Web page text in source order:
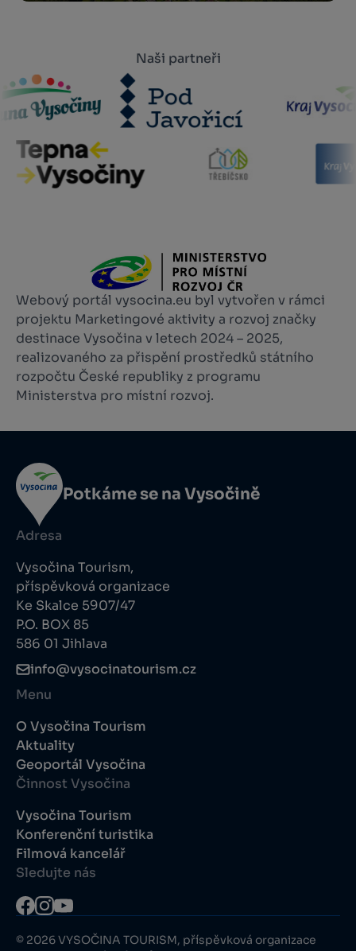
Naši partneři
Webový portál vysocina.eu byl vytvořen v rámci
projektu Marketingové aktivity a rozvoj značky
destinace Vysočina v letech 2024 – 2025,
realizovaného za přispění prostředků státního
rozpočtu České republiky z programu
Ministerstva pro místní rozvoj.
Potkáme se na Vysočině
Adresa
Vysočina Tourism,
příspěvková organizace
Ke Skalce 5907/47
P.O. BOX 85
586 01 Jihlava
info@vysocinatourism.cz
Menu
O Vysočina Tourism
Aktuality
Geoportál Vysočina
Činnost Vysočina
Vysočina Tourism
Konferenční turistika
Filmová kancelář
Sledujte nás
© 2026 VYSOČINA TOURISM, příspěvková organizace